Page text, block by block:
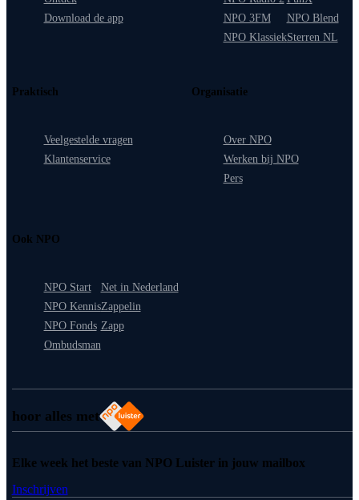
hoor alles met
Download de app
NPO 3FM
NPO Klassiek
NPO Blend
Sterren NL
Praktisch
Veelgestelde vragen
Klantenservice
Organisatie
Over NPO
Werken bij NPO
Pers
Ook NPO
NPO Start
NPO Kennis
NPO Fonds
Ombudsman
Net in Nederland
Zappelin
Zapp
Elke week het beste van NPO Luister in jouw mailbox
Inschrijven